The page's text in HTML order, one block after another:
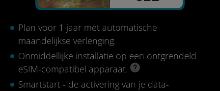
Plan voor 1 jaar met automatische
maandelijkse verlenging.
Onmiddellijke installatie op een ontgrendeld
eSIM-compatibel apparaat.
Smartstart - de activering van je data-